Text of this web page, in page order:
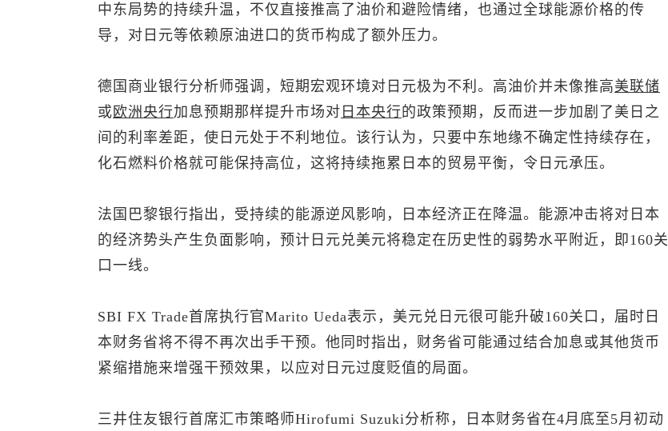
中东局势的持续升温，不仅直接推高了油价和避险情绪，也通过全球能源价格的传
导，对日元等依赖原油进口的货币构成了额外压力。
德国商业银行分析师强调，短期宏观环境对日元极为不利。高油价并未像推高美联储
或欧洲央行加息预期那样提升市场对 日本央行的政策预期，反而进一步加剧了美日之
间的利率差距，使日元处于不利地位。该行认为，只要中东地缘不确定性持续存在，
化石燃料价格就可能保持高位，这将持续拖累日本的贸易平衡，令日元承压。
法国巴黎银行指出，受持续的能源逆风影响，日本经济正在降温。能源冲击将对日本
的经济势头产生负面影响，预计日元兑美元将稳定在历史性的弱势水平附近，即160关
口一线。
SBI FX Trade首席执行官Marito Ueda表示， 美元兑日元很可能升破160关口，届时日
本财务省将不得不再次出手干预。他同时指出，财务省可能通过结合加息或其他货币
紧缩措施来增强干预效果，以应对日元过度贬值的局面。
三井住友银行首席汇市策略师Hirofumi Suzuki分析称，日本财务省在4月底至5月初动